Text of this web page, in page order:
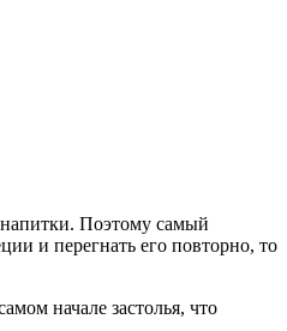
Поэтому самый
и перегнать его повторно, то
начале застолья, что